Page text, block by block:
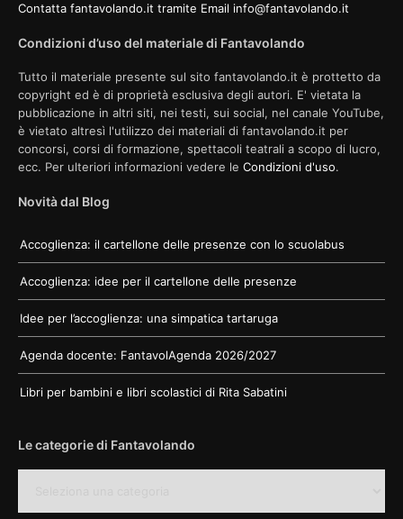
Contatta fantavolando.it tramite Email info@fantavolando.it
Condizioni d’uso del materiale di Fantavolando
Tutto il materiale presente sul sito fantavolando.it è prottetto da
copyright ed è di proprietà esclusiva degli autori. E' vietata la
pubblicazione in altri siti, nei testi, sui social, nel canale YouTube,
è vietato altresì l'utilizzo dei materiali di fantavolando.it per
concorsi, corsi di formazione, spettacoli teatrali a scopo di lucro,
ecc. Per ulteriori informazioni vedere le Condizioni d'uso.
Novità dal Blog
Accoglienza: il cartellone delle presenze con lo scuolabus
Accoglienza: idee per il cartellone delle presenze
Idee per l’accoglienza: una simpatica tartaruga
Agenda docente: FantavolAgenda 2026/2027
Libri per bambini e libri scolastici di Rita Sabatini
Le categorie di Fantavolando
di